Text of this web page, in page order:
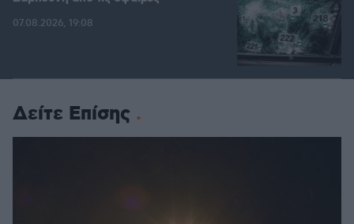
07.08.2026, 19:08
Δείτε Επίσης